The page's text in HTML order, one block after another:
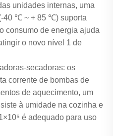
unidades internas, uma
40 ℃ ~ + 85 ℃) suporta
consumo de energia ajuda
o novo nível 1 de
secadoras: os
corrente de bombas de
de aquecimento, um
à umidade na cozinha e
é adequado para uso